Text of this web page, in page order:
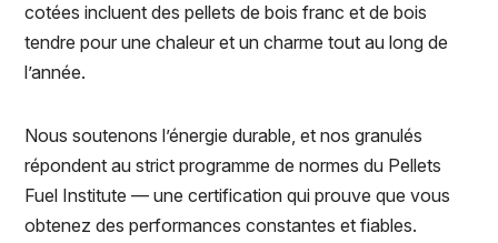
cotées incluent des pellets de bois franc et de bois
tendre pour une chaleur et un charme tout au long de
l’année.
Nous soutenons l’énergie durable, et nos granulés
répondent au strict programme de normes du Pellets
Fuel Institute — une certification qui prouve que vous
obtenez des performances constantes et fiables.